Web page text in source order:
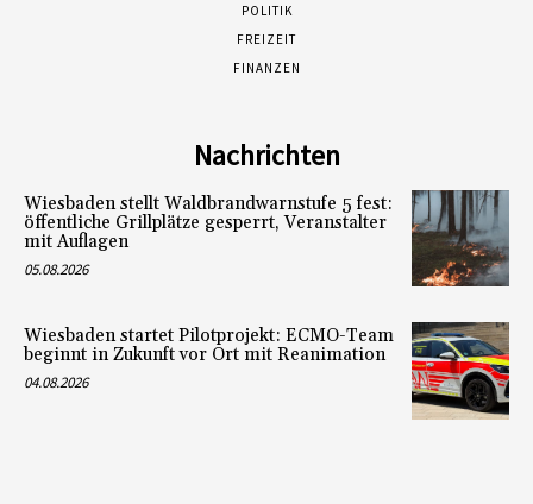
POLITIK
FREIZEIT
FINANZEN
Nachrichten
Wiesbaden stellt Waldbrandwarnstufe 5 fest:
öffentliche Grillplätze gesperrt, Veranstalter
mit Auflagen
05.08.2026
Wiesbaden startet Pilotprojekt: ECMO-Team
beginnt in Zukunft vor Ort mit Reanimation
04.08.2026